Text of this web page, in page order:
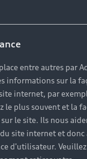
entre autres par
informations sur la
internet, par
le plus souvent et la
le site. Ils nous
site internet et donc
d'utilisateur.